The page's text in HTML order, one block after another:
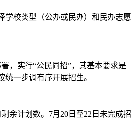
校类型（公办或民办）和民办志愿
，实行“公民同招”，其基本要求是
一步调有序开展招生。
余计划数。7月20日至22日未完成招